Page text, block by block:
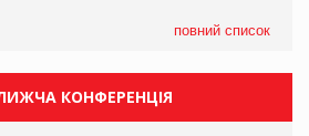
повний список
КОНФЕРЕНЦІЯ